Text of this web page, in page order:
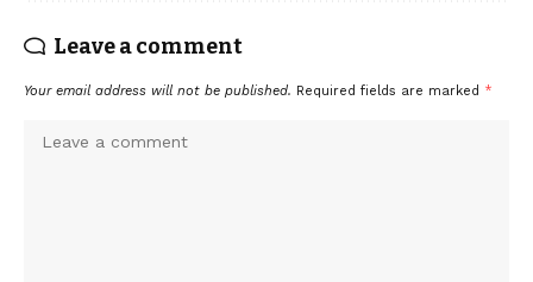
Leave a comment
Your email address will not be published. Required fields are marked *